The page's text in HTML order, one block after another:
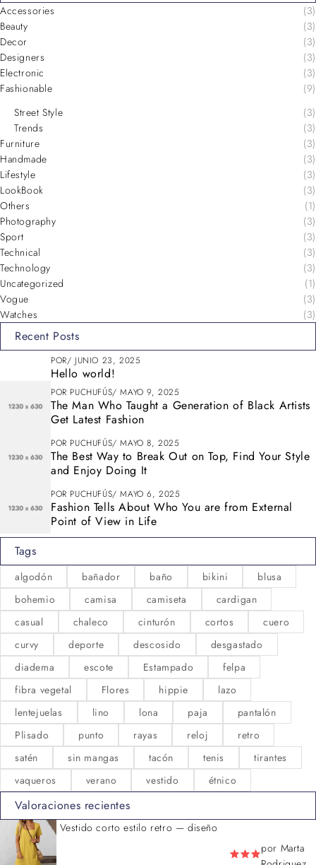
Accessories
(3)
Beauty
(3)
Decor
(3)
Designers
(3)
Electronic
(3)
Fashionable
(9)
Street Style
(3)
Trends
(3)
Furniture
(3)
Handmade
(3)
Lifestyle
(3)
LookBook
(3)
Others
(1)
Photography
(3)
Sport
(3)
Technical
(3)
Technology
(3)
Uncategorized
(1)
Vogue
(3)
Watches
(3)
Recent Posts
POR JUNIO 23, 2025
Hello world!
POR PUCHUFÚS MAYO 9, 2025
The Man Who Taught a Generation of Black Artists
Get Latest Fashion
POR PUCHUFÚS MAYO 8, 2025
The Best Way to Break Out on Top, Find Your Style
and Enjoy Doing It
POR PUCHUFÚS MAYO 6, 2025
Fashion Tells About Who You are from External
Point of View in Life
Tags
algodón bañador baño bikini
blusa
bohemio
camisa camiseta
cardigan
casual
chaleco cinturón cortos
cuero
curvy
deporte descosido
desgastado
diadema
escote Estampado
felpa
fibra vegetal
Flores hippie
lazo
lentejuelas
lino lona paja
pantalón
Plisado
punto rayas reloj
retro
satén
sin mangas tacón tenis
tirantes
vaqueros
verano vestido étnico
Valoraciones recientes
Vestido corto estilo retro — diseño
por Marta